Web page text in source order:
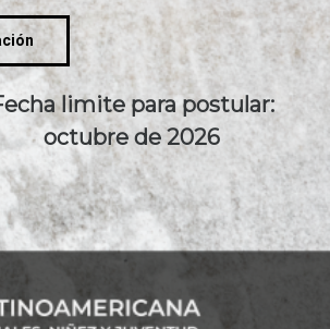
limite para postular:
octubre de 2026